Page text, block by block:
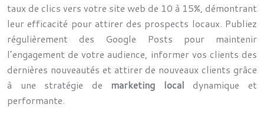
taux de clics vers votre site web de 10 à 15%, démontrant
leur efficacité pour attirer des prospects locaux. Publiez
régulièrement des Google Posts pour maintenir
l’engagement de votre audience, informer vos clients des
dernières nouveautés et attirer de nouveaux clients grâce
à une stratégie de marketing local dynamique et
performante.